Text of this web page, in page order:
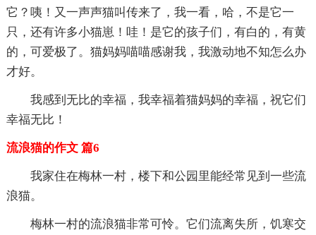
它？咦！又一声声猫叫传来了，我一看，哈，不是它一
只，还有许多小猫崽！哇！是它的孩子们，有白的，有黄
的，可爱极了。猫妈妈喵喵感谢我，我激动地不知怎么办
才好。
我感到无比的幸福，我幸福着猫妈妈的幸福，祝它们
幸福无比！
流浪猫的作文 篇6
我家住在梅林一村，楼下和公园里能经常见到一些流
浪猫。
梅林一村的流浪猫非常可怜。它们流离失所，饥寒交